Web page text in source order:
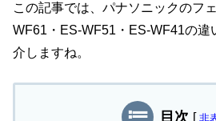
この記事では、パナソニックのフ
WF61・ES-WF51・ES-WF41の違
介しますね。
目次 [ 非